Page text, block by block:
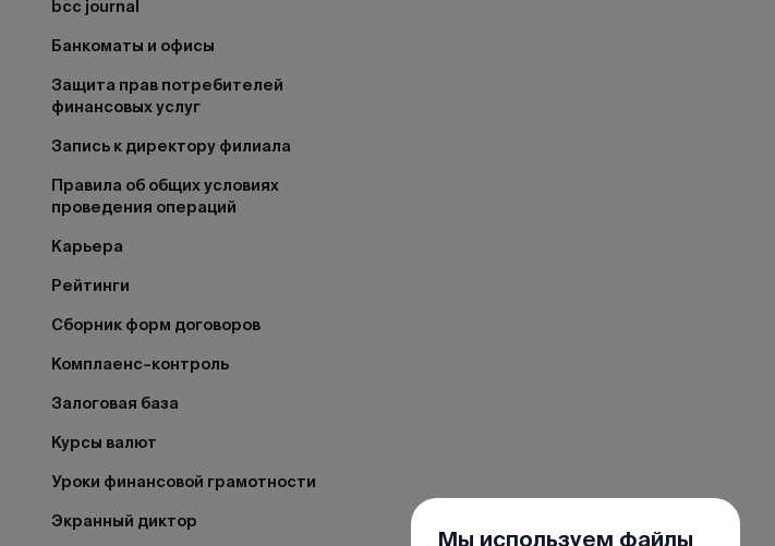
bcc journal
Банкоматы и офисы
Защита прав потребителей
финансовых услуг
Запись к директору филиала
Правила об общих условиях
проведения операций
Карьера
Рейтинги
Сборник форм договоров
Комплаенс–контроль
Залоговая база
Курсы валют
Уроки финансовой грамотности
Экранный диктор
Мы используем файлы